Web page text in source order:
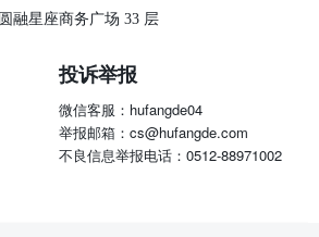
融星座商务广场 33 层
投诉举报
微信客服：hufangde04
举报邮箱：cs@hufangde.com
不良信息举报电话：0512-88971002